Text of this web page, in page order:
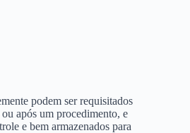
podem ser requisitados
após um procedimento, e
e bem armazenados para